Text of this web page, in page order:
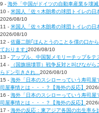
9 - 海外「中国がドイツの自動車産業を壊滅
10 - 米国人「佐々木朗希の球団トイレの日
2026/08/10
11 - 米国人「佐々木朗希の球団トイレの日
2026/08/10
12 - 佐藤二朗｢ほんとうのことを僕の口か
ております｣2026/08/10
13 - アップル、中国製メモリーチップを
14 -
（国旗損壊罪）戦争反対と叫びなが
らドン引きされ...2026/08/10
15 - 海外「日本のスシローっていう寿司
司屋事情とは・・・？【海外の反応】
16 - 海外「日本のスシローっていう寿司
司屋事情とは・・・？【海外の反応】
17 - 海外の反応：東アジア各国の出生率を